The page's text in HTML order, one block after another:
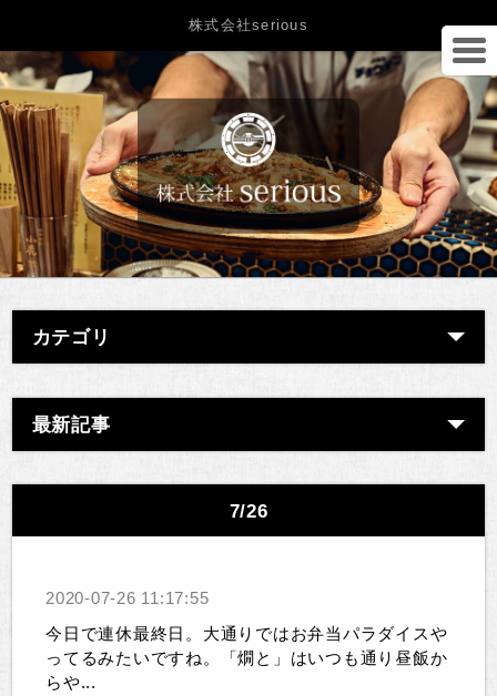
株式会社serious
カテゴリ
最新記事
7/26
2020-07-26 11:17:55
今日で連休最終日。大通りではお弁当パラダイスや
ってるみたいですね。「燗と」はいつも通り昼飯か
らや...